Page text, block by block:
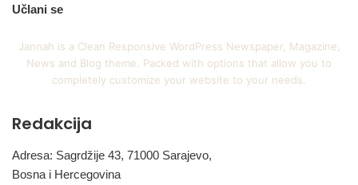
Učlani se
Jannah is a Clean Responsive WordPress Newspaper, Magazine,
News and Blog theme. Packed with options that allow you to
completely customize your website to your needs.
Redakcija
Adresa: Sagrdžije 43, 71000 Sarajevo,
Bosna i Hercegovina